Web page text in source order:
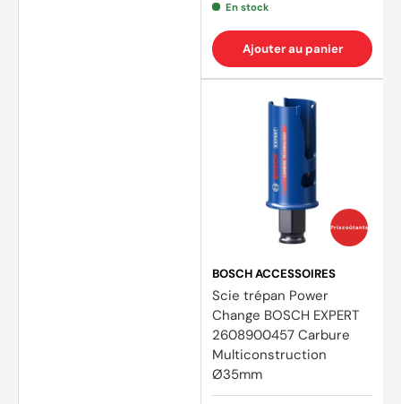
En stock
Ajouter au panier
Prix coûtants
BOSCH ACCESSOIRES
Scie trépan Power
Change BOSCH EXPERT
2608900457 Carbure
Multiconstruction
Ø35mm